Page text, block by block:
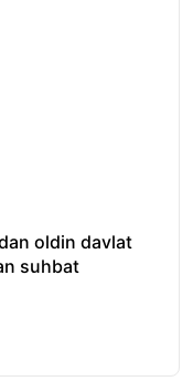
oldin davlat
suhbat